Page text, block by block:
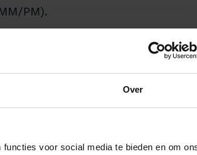
Over
voor social media te bieden en om
PM).
op
op